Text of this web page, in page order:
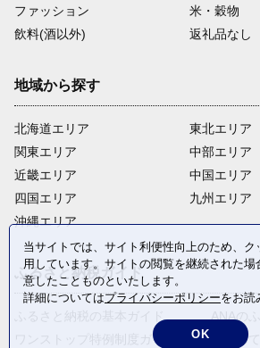
ファッション
米・穀物
飲料(酒以外)
返礼品なし
地域から探す
北海道エリア
関東エリア
近畿エリア
四国エリア
沖縄エリア
東北エリア
中部エリア
中国エリア
九州エリア
ふるさと納税ガイド
ふるさと納税の基本ガイド
ワンストップ特例制度ガイド
ANAの
はじめ
当サイトでは、サイト利便性向上のため、ク
用しています。サイトの閲覧を継続された場
意したことものといたします。
詳細についてはプライバシーポリシーをお読
OK